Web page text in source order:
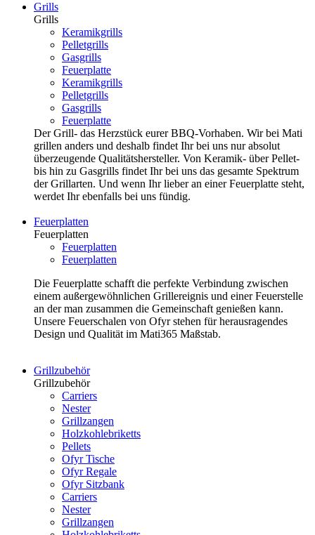
Grills
Grills
Keramikgrills
Pelletgrills
Gasgrills
Feuerplatte
Keramikgrills
Pelletgrills
Gasgrills
Feuerplatte
Der Grill- das Herzstück eurer BBQ-Vorhaben. Wir bei Mati
grillen anders und deshalb findet Ihr bei uns nur absolut
überzeugende Qualitätshersteller. Von Keramik- über Pellet-
bis hin zu Gasgrills findet Ihr bei uns das gesamte Spektrum
der Grillarten. Und wenn Ihr lieber an einer Feuerplatte steht,
werdet Ihr ebenfalls bei uns fündig.
Feuerplatten
Feuerplatten
Feuerplatten
Feuerplatten
Die Feuerplatte schafft die perfekte Verbindung zwischen
einem außergewöhnlichen Grillereignis und einer Feuerstelle
an der man zusammen die Gemeinschaft genießen kann.
Unsere Feuerschalen von Ofyr stehen für herausragendes
Design und Qualität im Mati365 Maßstab.
Grillzubehör
Grillzubehör
Carriers
Nester
Grillzangen
Holzkohlebriketts
Pellets
Ofyr Tische
Ofyr Regale
Ofyr Sitzbank
Carriers
Nester
Grillzangen